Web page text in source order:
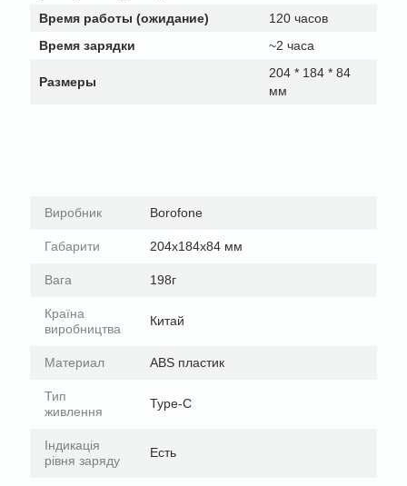
Время работы (ожидание)
120 часов
Время зарядки
~2 часа
Размеры
204 * 184 * 84
мм
Виробник Borofone
Габарити 204х184х84 мм
Вага 198г
Країна
виробництва
Китай
Материал ABS пластик
Тип
живлення
Type-C
Індикація
рівня заряду
Есть